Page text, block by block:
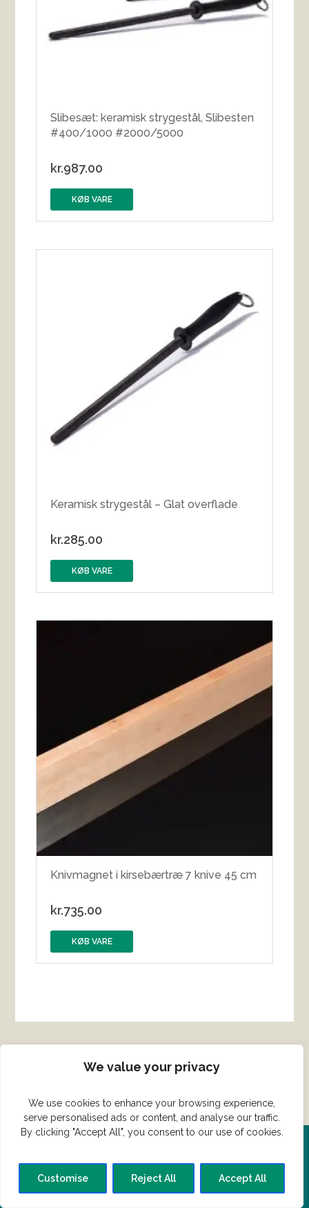
We value your privacy
We use cookies to enhance your browsing experience,
serve personalised ads or content, and analyse our traffic.
By clicking "Accept All", you consent to our use of cookies.
Customise Reject All Accept All
Slibesæt: keramisk strygestål, Slibesten
#400/1000 #2000/5000
kr.987.00
KØB VARE
Keramisk strygestål – Glat overflade
kr.285.00
KØB VARE
Knivmagnet i kirsebærtræ 7 knive 45 cm
kr.735.00
KØB VARE
Del din ret her!